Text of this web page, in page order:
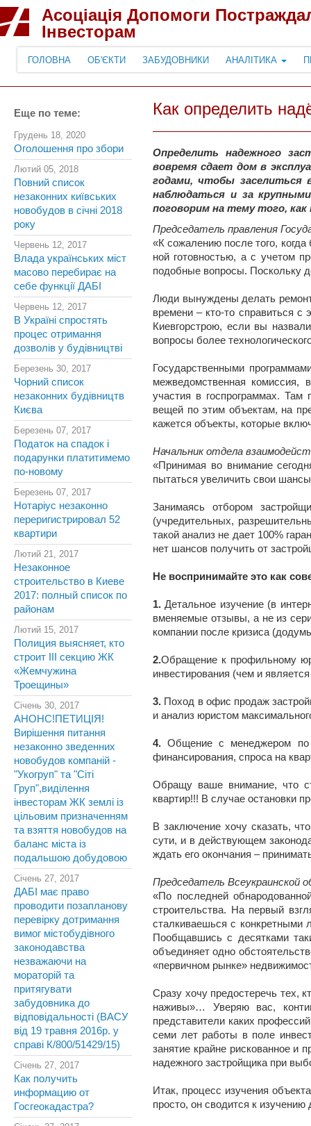
Асоціація Допомоги
Інвесторам
ГОЛОВНА ОБ'ЄКТИ ЗАБУДОВНИКИ АНАЛІТИКА
Еще по теме:
Грудень 18, 2020
Оголошення про збори
Лютий 05, 2018
Повний список
незаконних київських
новобудов в січні 2018
року
Червень 12, 2017
Влада українських міст
масово перебирає на
себе функції ДАБІ
Червень 12, 2017
В Україні спростять
процес отримання
дозволів у будівництві
Березень 30, 2017
Чорний список
незаконних будівництв
Києва
Березень 07, 2017
Податок на спадок і
подарунки платитимемо
по-новому
Березень 07, 2017
Нотаріус незаконно
переригистрировал 52
квартири
Лютий 21, 2017
Незаконное
строительство в Киеве
2017: полный список по
районам
Лютий 15, 2017
Полиция выясняет, кто
строит III секцию ЖК
«Жемчужина
Троещины»
Січень 30, 2017
АНОНС!ПЕТИЦІЯ!
Вирішення питання
незаконно зведенних
новобудов компаній -
"Укогруп" та "Сіті
Груп",виділення
інвесторам ЖК землі із
цільовим призначенням
та взяття новобудов на
баланс міста із
подальшою добудовою
Січень 27, 2017
ДАБІ має право
проводити позапланову
перевірку дотримання
вимог містобудівного
законодавства
незважаючи на
мораторій та
притягувати
забудовника до
відповідальності (ВАСУ
від 19 травня 2016р. у
справі К/800/51429/15)
Січень 27, 2017
Как получить
информацию от
Госгеокадастра?
Как определить
Определить надежного
вовремя сдает дом в
годами, чтобы заселиться
наблюдаться и за
поговорим на тему того,
Председатель правления
«К сожалению после того,
ной готовностью, а с учетом
подобные вопросы. Поскольку
Люди вынуждены делать
времени – кто-то справиться
Киевгорстрою, если вы
вопросы более
Государственными
межведомственная комиссия,
участия в госпрограммах. Там
вещей по этим объектам, на
кажется объекты, которые
Начальник отдела
«Принимая во внимание
пытаться увеличить свои
Занимаясь отбором
(учредительных,
такой анализ не дает 100%
нет шансов получить от
Не воспринимайте это как
1.Детальное изучение (в
вменяемые отзывы, а не из
компании после кризиса
2.Обращение к профильному
инвестирования (чем и
3. Поход в офис продаж
и анализ юристом
4.Общение с менеджером по
финансирования, спроса на
Обращу ваше внимание, что
квартир!!! В случае остановки
В заключение хочу сказать,
сути, и в действующем
ждать его окончания –
Председатель Всеукраинской
«По последней
строительства. На первый
сталкиваешься с конкретными
Пообщавшись с десятками
объединяет одно
«первичном рынке»
Сразу хочу предостеречь тех,
наживы»… Уверяю вас,
представители каких
семи лет работы в поле
занятие крайне рискованное и
надежного застройщика при
Итак, процесс изучения
просто, он сводится к